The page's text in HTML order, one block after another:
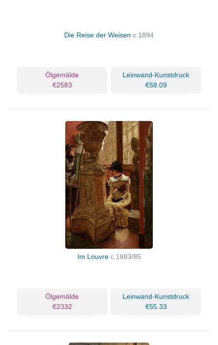
Die Reise der Weisen c.1894
Ölgemälde
€2583
Leinwand-Kunstdruck
€58.09
Im Louvre c.1883/85
Ölgemälde
€2332
Leinwand-Kunstdruck
€55.33